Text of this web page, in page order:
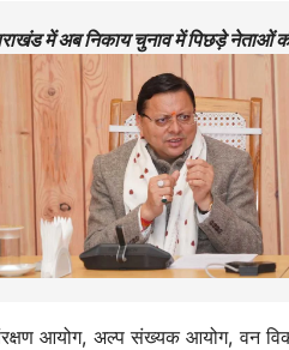
itt
er
ai
l
s
s
e
n
g
er
ar
e
में अब निकाय चुनाव में पिछड़े नेताओं
आयोग, अल्प संख्यक आयोग, वन